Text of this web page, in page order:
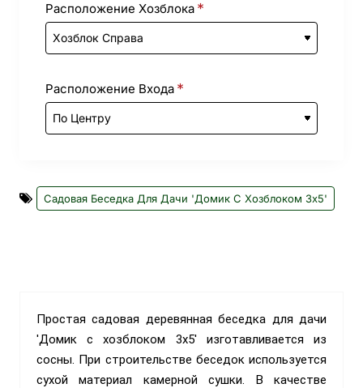
Расположение Хозблока
Расположение Входа
Садовая Беседка Для Дачи 'Домик С Хозблоком 3х5'
Простая садовая деревянная беседка для дачи
'Домик с хозблоком 3х5' изготавливается из
сосны. При строительстве беседок используется
сухой материал камерной сушки. В качестве